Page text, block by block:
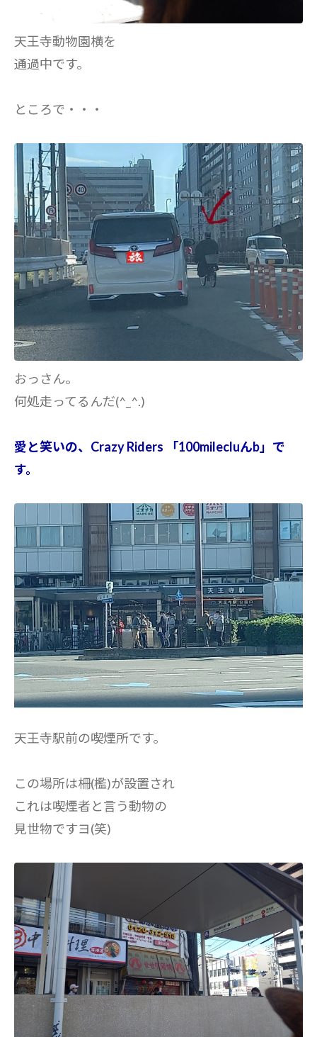
天王寺動物園横を
通過中です。
ところで・・・
おっさん。
何処走ってるんだ(^_^.)
愛と笑いの、Crazy Riders 「100milecluんb」で
す。
天王寺駅前の喫煙所です。
この場所は柵(檻)が設置され
これは喫煙者と言う動物の
見世物ですヨ(笑)